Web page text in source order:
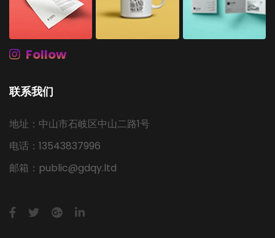
Follow
联系我们
地址：中山市石岐区中山二路1号
电话：13543837996
邮箱：public@gdqy.ltd